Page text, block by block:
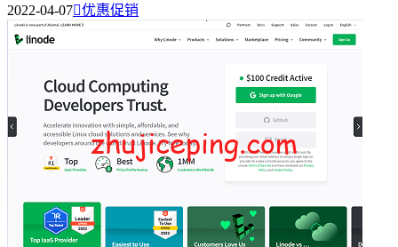
2022-04-07优惠促销